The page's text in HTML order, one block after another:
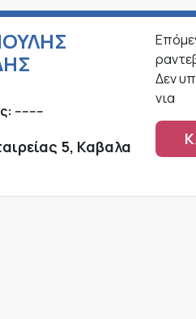
--------
5, Καβαλα
Δεν
νια